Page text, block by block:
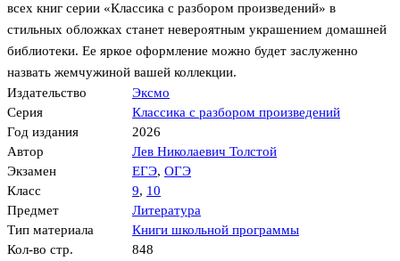
всех книг серии «Классика с разбором произведений» в
стильных обложках станет невероятным украшением домашней
библиотеки. Ее яркое оформление можно будет заслуженно
назвать жемчужиной вашей коллекции.
Издательство
Эксмо
Серия
Классика с разбором произведений
Год издания
2026
Автор
Лев Николаевич Толстой
Экзамен
ЕГЭ, ОГЭ
Класс
9, 10
Предмет
Литература
Тип материала
Книги школьной программы
Кол-во стр.
848